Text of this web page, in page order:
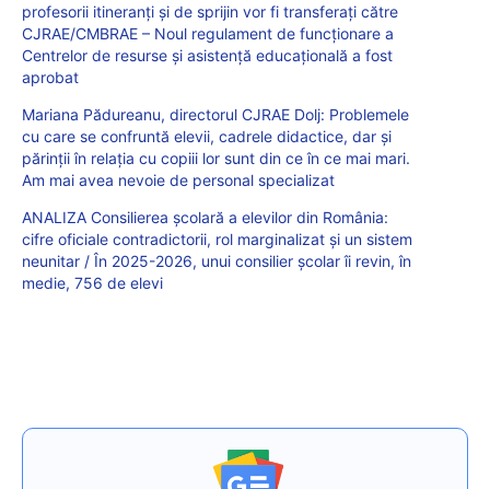
profesorii itineranți și de sprijin vor fi transferați către
CJRAE/CMBRAE – Noul regulament de funcționare a
Centrelor de resurse și asistență educațională a fost
aprobat
Mariana Pădureanu, directorul CJRAE Dolj: Problemele
cu care se confruntă elevii, cadrele didactice, dar și
părinții în relația cu copiii lor sunt din ce în ce mai mari.
Am mai avea nevoie de personal specializat
ANALIZA Consilierea școlară a elevilor din România:
cifre oficiale contradictorii, rol marginalizat și un sistem
neunitar / În 2025-2026, unui consilier școlar îi revin, în
medie, 756 de elevi